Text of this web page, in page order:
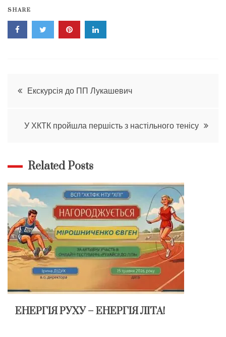
SHARE
Навігація
Екскурсія до ПП Лукашевич
У ХКТК пройшла першість з настільного тенісу
Related Posts
ЕНЕРГІЯ РУХУ – ЕНЕРГІЯ ЛІТА!